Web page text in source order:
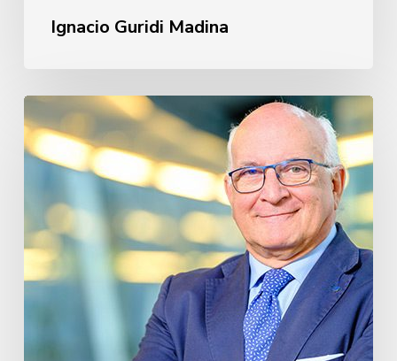
Ignacio Guridi Madina
Javier
Zarzalejos
Nieto